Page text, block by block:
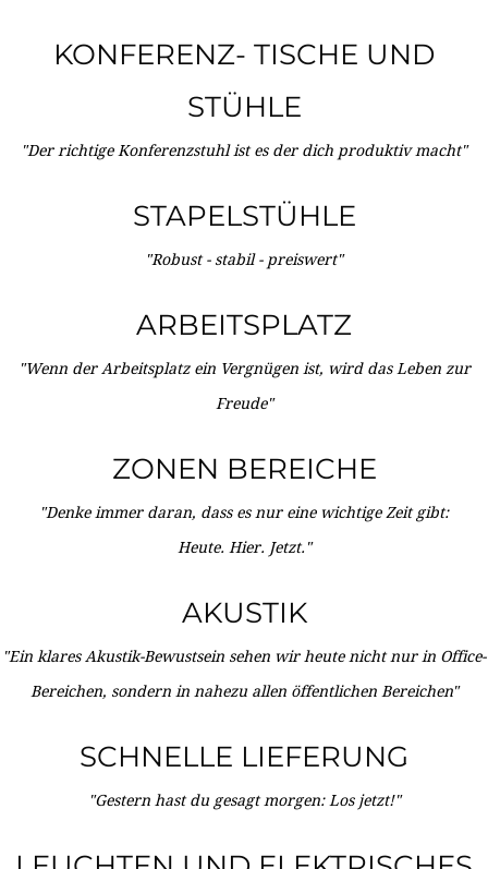
KONFERENZ- TISCHE UND
STÜHLE
"Der richtige Konferenzstuhl ist es der dich produktiv macht"
STAPELSTÜHLE
"Robust - stabil - preiswert"
ARBEITSPLATZ
"Wenn der Arbeitsplatz ein Vergnügen ist, wird das Leben zur
Freude"
ZONEN BEREICHE
"Denke immer daran, dass es nur eine wichtige Zeit gibt:
Heute. Hier. Jetzt."
AKUSTIK
"Ein klares Akustik-Bewustsein sehen wir heute nicht nur in Office-
Bereichen, sondern in nahezu allen öffentlichen Bereichen"
SCHNELLE LIEFERUNG
"Gestern hast du gesagt morgen: Los jetzt!"